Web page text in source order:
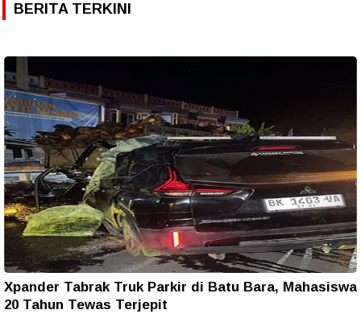
BERITA TERKINI
Xpander Tabrak Truk Parkir di Batu Bara, Mahasiswa
20 Tahun Tewas Terjepit